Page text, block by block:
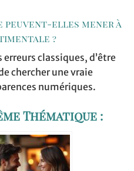
peuvent-elles mener à
?
classiques, d’être
chercher une vraie
numériques.
Thématique :